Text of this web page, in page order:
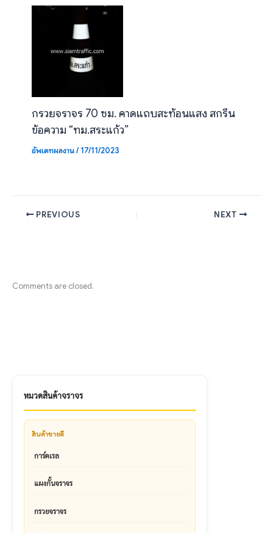
หมวดสินค้าจราจร
สินค้าขายดี
การ์ดเรล
แผงกั้นจราจร
กรวยจราจร
กรวยจราจร 70 ซม. คาดแถบสะท้อนแสง สกรีน
ข้อความ “ทม.สระแก้ว”
อัพเดทผลงาน/17/11/2023
PREVIOUS NEXT
Comments are closed.